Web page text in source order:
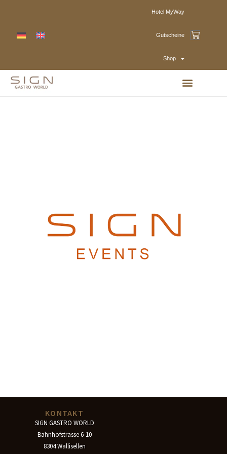
Hotel MyWay
Gutscheine
Shop
KONTAKT
SIGN GASTRO WORLD
Bahnhofstrasse 6-10
8304 Wallisellen